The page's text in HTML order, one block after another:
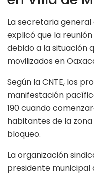
La secretaria general
explicó que la
debido a la situación
movilizados en
Según la CNTE, los
manifestación
190 cuando
habitantes de la
bloqueo.
La organización
presidente municipal